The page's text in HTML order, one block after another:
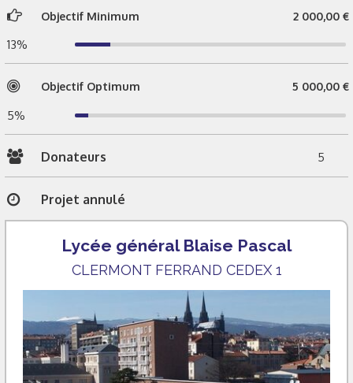
Objectif Minimum 2 000,00 €
13%
Objectif Optimum 5 000,00 €
5%
Donateurs 5
Projet annulé
Lycée général Blaise Pascal
CLERMONT FERRAND CEDEX 1